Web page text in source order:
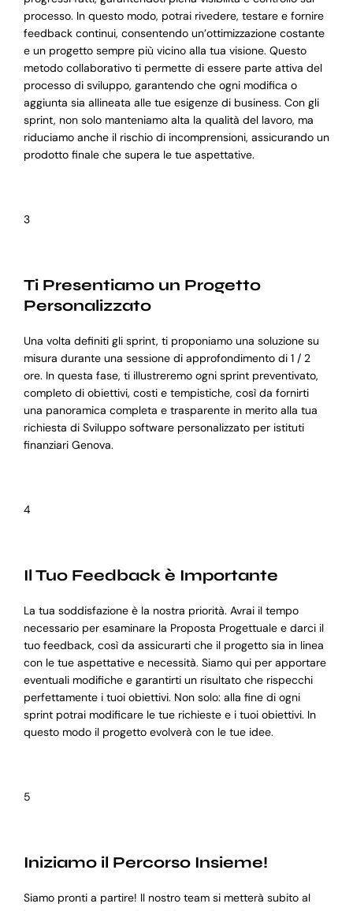
processo. In questo modo, potrai rivedere, testare e fornire
feedback continui, consentendo un’ottimizzazione costante
e un progetto sempre più vicino alla tua visione. Questo
metodo collaborativo ti permette di essere parte attiva del
processo di sviluppo, garantendo che ogni modifica o
aggiunta sia allineata alle tue esigenze di business. Con gli
sprint, non solo manteniamo alta la qualità del lavoro, ma
riduciamo anche il rischio di incomprensioni, assicurando un
prodotto finale che supera le tue aspettative.
3
Ti Presentiamo un Progetto
Personalizzato
Una volta definiti gli sprint, ti proponiamo una soluzione su
misura durante una sessione di approfondimento di 1 / 2
ore. In questa fase, ti illustreremo ogni sprint preventivato,
completo di obiettivi, costi e tempistiche, così da fornirti
una panoramica completa e trasparente in merito alla tua
richiesta di Sviluppo software personalizzato per istituti
finanziari Genova.
4
Il Tuo Feedback è Importante
La tua soddisfazione è la nostra priorità. Avrai il tempo
necessario per esaminare la Proposta Progettuale e darci il
tuo feedback, così da assicurarti che il progetto sia in linea
con le tue aspettative e necessità. Siamo qui per apportare
eventuali modifiche e garantirti un risultato che rispecchi
perfettamente i tuoi obiettivi. Non solo: alla fine di ogni
sprint potrai modificare le tue richieste e i tuoi obiettivi. In
questo modo il progetto evolverà con le tue idee.
5
Iniziamo il Percorso Insieme!
Siamo pronti a partire! Il nostro team si metterà subito al